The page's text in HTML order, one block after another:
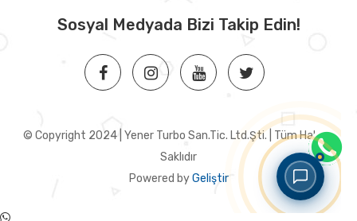
Sosyal Medyada Bizi Takip Edin!
© Copyright 2024 | Yener Turbo San.Tic. Ltd.Şti. | Tüm Hakları
Saklıdır
Powered byGeliştir